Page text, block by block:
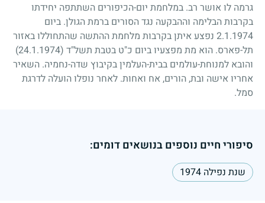
גרמה לו אושר רב. במלחמת יום-הכיפורים השתתפה יחידתו
בקרבות הבלימה וההבקעה נגד הסורים ברמת הגולן. ביום
2.1.1974 נפצע איתן בקרבות מלחמת ההתשה שהתחוללו באזור
תל-פארס. הוא מת מפצעיו ביום כ"ט בטבת תשל"ד (24.1.1974)
והובא למנוחת-עולמים בבית-העלמין בקיבוץ שדה-נחמיה. השאיר
אחריו אישה ובת, הורים, אח ואחות. לאחר נופלו הועלה לדרגת
סמל.
סיפורי חיים נוספים בנושאים דומים:
שנת נפילה 1974